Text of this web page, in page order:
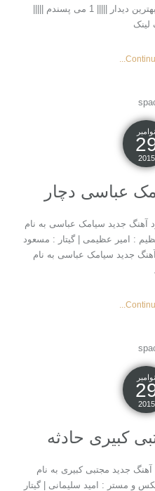
مهراسبی آهنگ جدید مجید رضا به نام بهترین دیدار ||||| 1 می پسندم |||||
لینک
نوامبر
2015
عباسی دچار
آهنگ جدید سیامک عباسی به نام
: امیر عظیمی | گیتار : مسعود
جدید سیامک عباسی به نام
نوامبر
2015
کبیری حادثه
جدید مجتبی کبیری به نام
و مستر : امید سلیمانی | گیتار